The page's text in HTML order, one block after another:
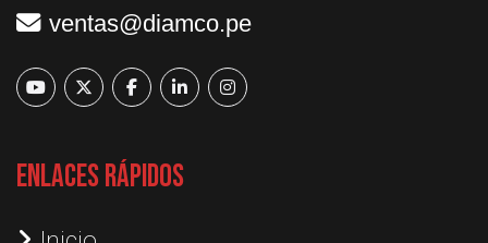
ventas@diamco.pe
Enlaces Rápidos